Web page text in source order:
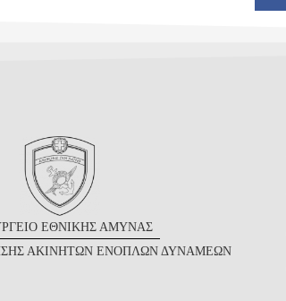
ΕΘΝΙΚΗΣΑΜΥΝΑΣ
ΑΚΙΝΗΤΩΝΕΝΟΠΛΩΝΔΥΝΑΜΕΩΝ